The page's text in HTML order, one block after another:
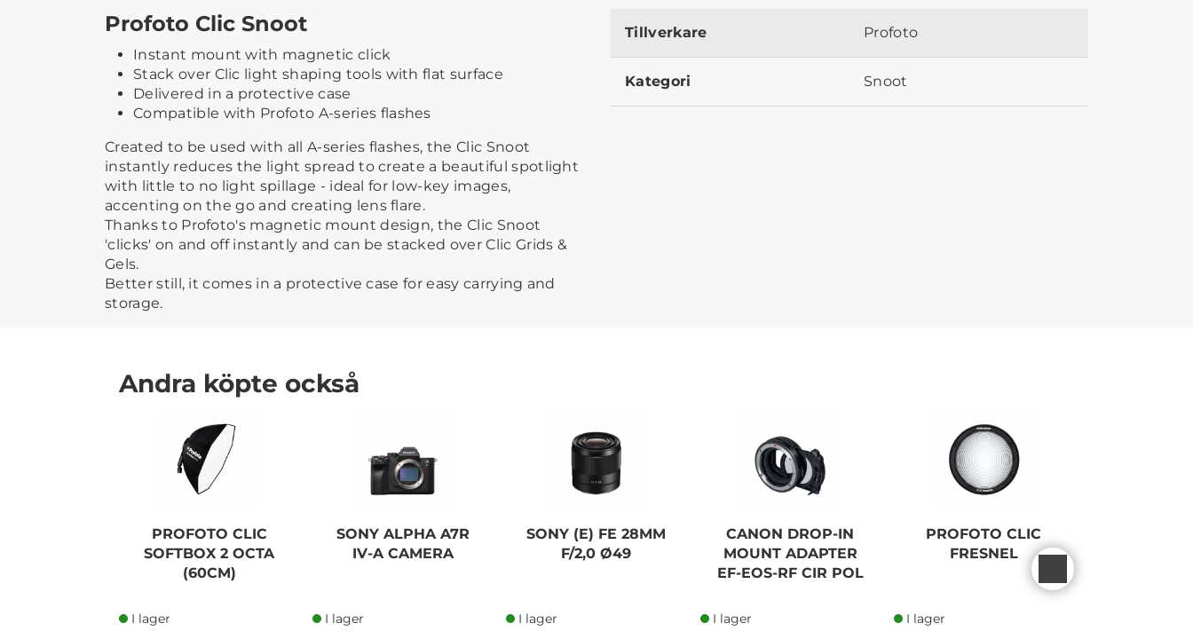
Profoto Clic Snoot
Instant mount with magnetic click
Stack over Clic light shaping tools with flat surface
Delivered in a protective case
Compatible with Profoto A-series flashes
Created to be used with all A-series flashes, the Clic Snoot
instantly reduces the light spread to create a beautiful spotlight
with little to no light spillage - ideal for low-key images,
accenting on the go and creating lens flare.
Thanks to Profoto's magnetic mount design, the Clic Snoot
'clicks' on and off instantly and can be stacked over Clic Grids &
Gels.
Better still, it comes in a protective case for easy carrying and
storage.
Tillverkare Profoto
Kategori Snoot
Andra köpte också
PROFOTO CLIC
SOFTBOX 2 OCTA
(60CM)
I lager
SONY ALPHA A7R
IV-A CAMERA
I lager
SONY (E) FE 28MM
F/2,0 Ø49
I lager
CANON DROP-IN
MOUNT ADAPTER
EF-EOS-RF CIR POL
I lager
PROFOTO CLIC
FRESNEL
I lager